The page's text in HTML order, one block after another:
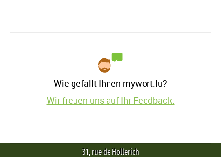
Wie gefällt Ihnen mywort.lu?
Wir freuen uns auf Ihr Feedback.
31, rue de Hollerich